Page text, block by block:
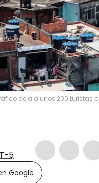
deja a unos 200 turistas
5
Google